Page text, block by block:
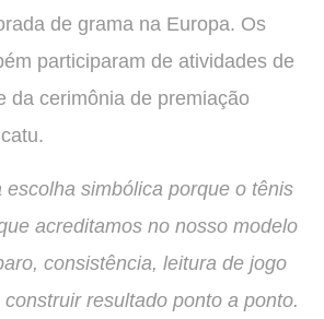
de grama na Europa. Os
participaram de atividades de
da cerimônia de premiação
escolha simbólica porque o tênis
acreditamos no nosso modelo
consistência, leitura de jogo
resultado ponto a ponto.